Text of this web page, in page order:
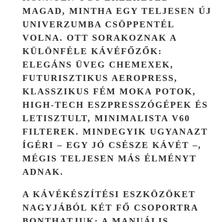
MAGAD, MINTHA EGY TELJESEN ÚJ
UNIVERZUMBA CSÖPPENTÉL
VOLNA. OTT SORAKOZNAK A
KÜLÖNFÉLE KÁVÉFŐZŐK:
ELEGÁNS ÜVEG CHEMEXEK,
FUTURISZTIKUS AEROPRESS,
KLASSZIKUS FÉM MOKA POTOK,
HIGH-TECH ESZPRESSZÓGÉPEK ÉS
LETISZTULT, MINIMALISTA V60
FILTEREK. MINDEGYIK UGYANAZT
ÍGÉRI – EGY JÓ CSÉSZE KÁVÉT –,
MÉGIS TELJESEN MÁS ÉLMÉNYT
ADNAK.
A KÁVÉKÉSZÍTÉSI ESZKÖZÖKET
NAGYJÁBÓL KÉT FŐ CSOPORTRA